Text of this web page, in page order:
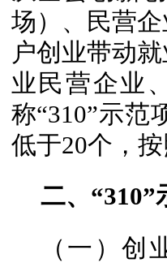
场）、民营
户创业带动
业民营企业
称“310”示范
低于20个，
二、“310”
（一）